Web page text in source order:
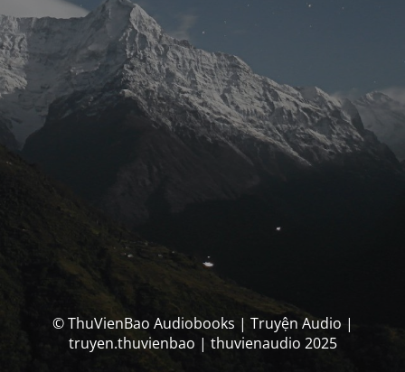
© ThuVienBao Audiobooks | Truyện Audio |
truyen.thuvienbao | thuvienaudio 2025